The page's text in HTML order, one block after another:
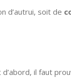
d’autrui, soit de
il faut